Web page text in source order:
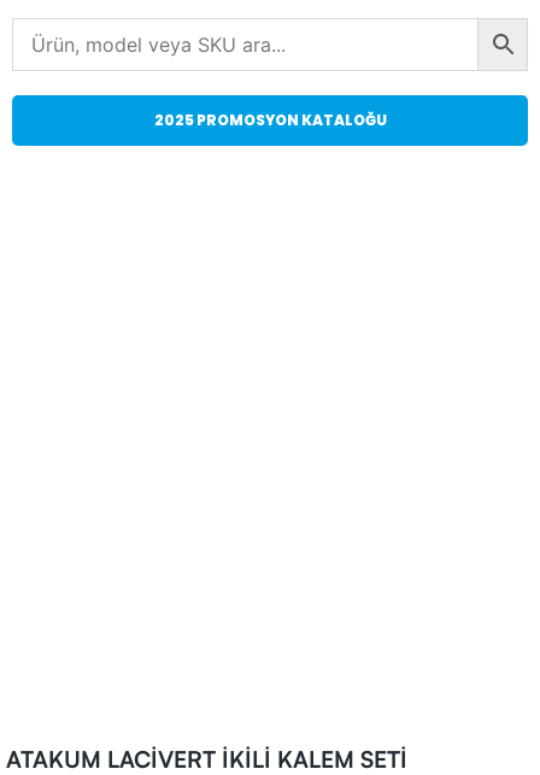
2025 PROMOSYON KATALOĞU
ATAKUM LACİVERT İKİLİ KALEM SETİ